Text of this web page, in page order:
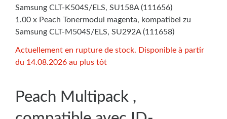
Samsung CLT-K504S/ELS, SU158A (111656)
1.00 x Peach Tonermodul magenta, kompatibel zu
Samsung CLT-M504S/ELS, SU292A (111658)
Actuellement en rupture de stock. Disponible à partir
du 14.08.2026 au plus tôt
Peach Multipack ,